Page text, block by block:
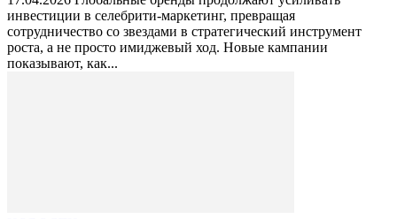
инвестиции в селебрити-маркетинг, превращая
сотрудничество со звездами в стратегический инструмент
роста, а не просто имиджевый ход. Новые кампании
показывают, как...